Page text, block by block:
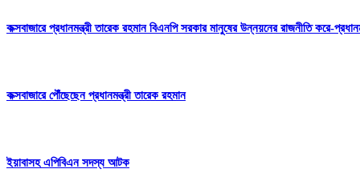
কক্সবাজারে প্রধানমন্ত্রী তারেক রহমান বিএনপি সরকার মানুষের উন্নয়নের রাজনীতি করে-
কক্সবাজারে পৌঁছেছেন প্রধানমন্ত্রী তারেক রহমান
ইয়াবাসহ এপিবিএন সদস্য আটক